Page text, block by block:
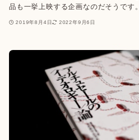
品も一挙上映する企画なのだそうです。
2019年8月4日 2022年9月6日